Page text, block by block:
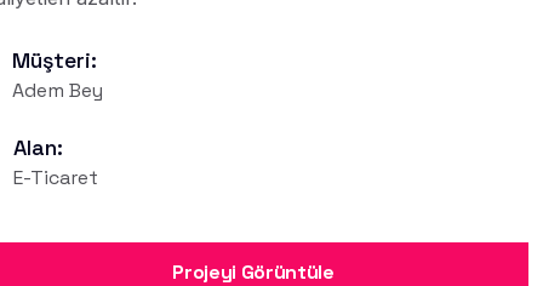
Müşteri:
Adem Bey
Alan:
E-Ticaret
Projeyi Görüntüle